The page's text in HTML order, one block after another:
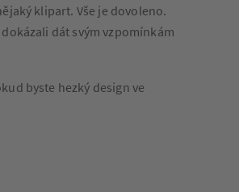
klipart. Vše je dovoleno.
dát svým vzpomínkám
byste hezký design ve